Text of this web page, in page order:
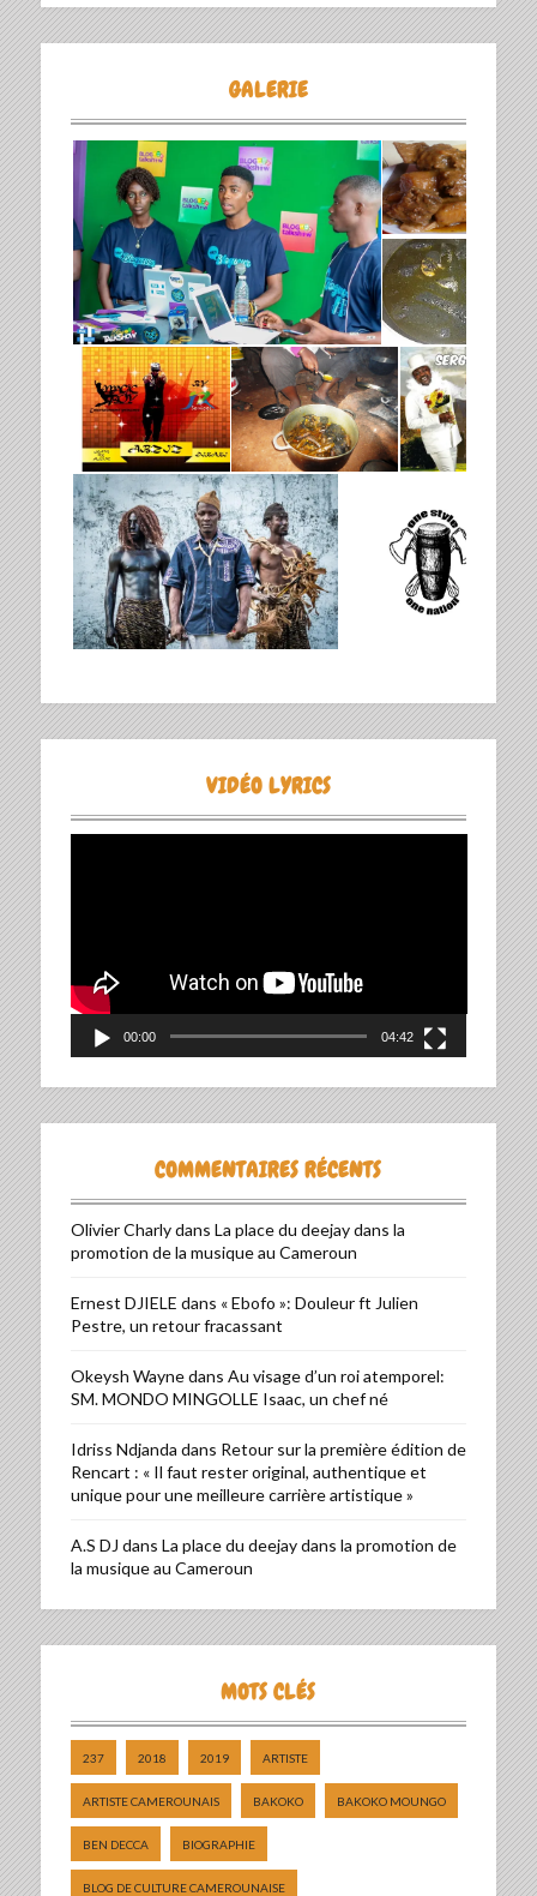
GALERIE
VIDÉO LYRICS
00:00 04:42
COMMENTAIRES RÉCENTS
Olivier Charlydans La place du deejay dans la
promotion de la musique au Cameroun
Ernest DJIELE dans « Ebofo »: Douleur ft Julien
Pestre, un retour fracassant
Okeysh Waynedans Au visage d’un roi atemporel:
SM. MONDO MINGOLLE Isaac, un chef né
Idriss Ndjanda dans Retour sur la première édition de
Rencart : « Il faut rester original, authentique et
unique pour une meilleure carrière artistique »
A.S DJ dans La place du deejay dans la promotion de
la musique au Cameroun
MOTS CLÉS
237 2018 2019 ARTISTE
ARTISTE CAMEROUNAIS BAKOKO BAKOKO MOUNGO
BEN DECCA BIOGRAPHIE
BLOG DE CULTURE CAMEROUNAISE